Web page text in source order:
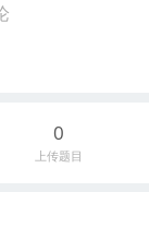
0
上传题目